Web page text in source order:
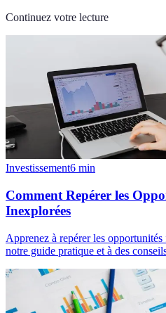
Continuez votre lecture
Investissement6 min
Comment Repérer les
Inexplorées
Apprenez à repérer les
notre guide pratique et à des